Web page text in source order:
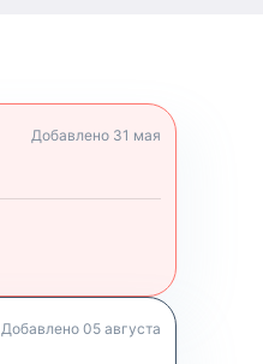
Добавлено 31 мая
Добавлено 05 августа